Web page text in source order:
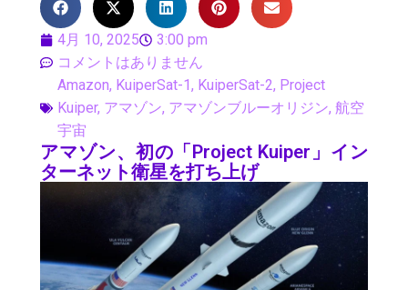
4月 10, 2025
3:00 pm
コメントはありません
Amazon, KuiperSat-1, KuiperSat-2, Project
Kuiper, アマゾン, アマゾンブルーオリジン, 航空
宇宙
アマゾン、初の「Project Kuiper」イン
ターネット衛星を打ち上げ